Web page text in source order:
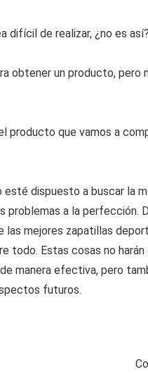
difícil de realizar, ¿no es así?
obtener un producto, pero
producto que vamos a
dispuesto a buscar la
problemas a la perfección.
mejores zapatillas
todo. Estas cosas no harán
manera efectiva, pero
futuros.